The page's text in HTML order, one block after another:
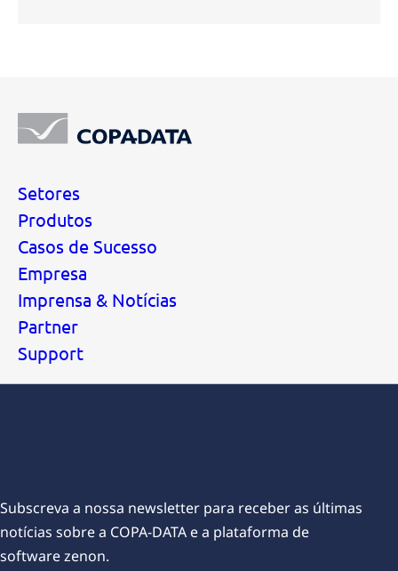
Setores
Produtos
Casos de Sucesso
Empresa
Imprensa & Notícias
Partner
Support
Subscreva a nossa newsletter para receber as últimas
notícias sobre a COPA-DATA e a plataforma de
software zenon.